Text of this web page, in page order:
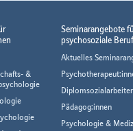
&
Seminarangebote
psychosoziale
Aktuelles
Pädagog:innen
Psychologie &